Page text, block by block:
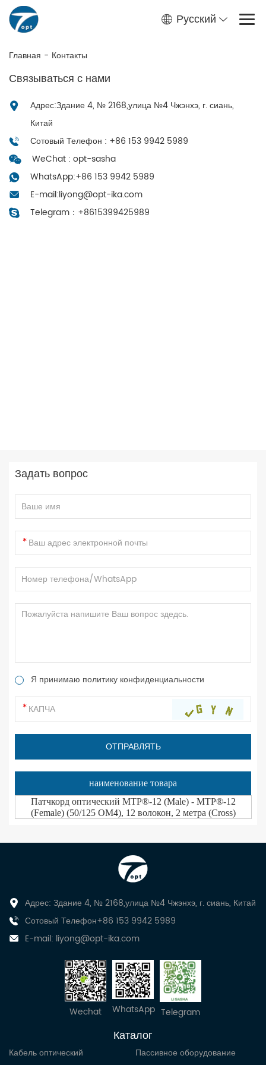
Русский
Главная - Контакты
Связываться с нами
Адрес:Здание 4, № 2168,улица №4 Чжэнхэ, г. сиань,
Китай
Сотовый Телефон : +86 153 9942 5989
WeChat : opt-sasha
WhatsApp:+86 153 9942 5989
E-mail:liyong@opt-ika.com
Telegram： +8615399425989
Задать вопрос
Я принимаю политику конфиденциальности
наименование товара
Патчкорд оптический MTP®-12 (Male) - MTP®-12
(Female) (50/125 OM4), 12 волокон, 2 метра (Cross)
Адрес: Здание 4, № 2168,улица №4 Чжэнхэ, г. сиань, Китай
Сотовый Телефон+86 153 9942 5989
E-mail: liyong@opt-ika.com
Wechat WhatsApp Telegram
Каталог
Кабель оптический
Пассивное оборудование